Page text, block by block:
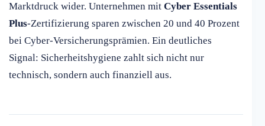
Marktdruck wider. Unternehmen mit Cyber Essentials
Plus-Zertifizierung sparen zwischen 20 und 40 Prozent
bei Cyber-Versicherungsprämien. Ein deutliches
Signal: Sicherheitshygiene zahlt sich nicht nur
technisch, sondern auch finanziell aus.